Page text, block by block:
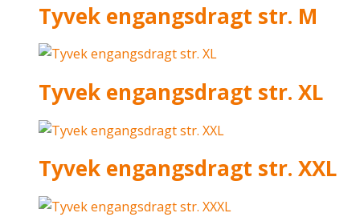
Tyvek engangsdragt str. M
Tyvek engangsdragt str. XL
Tyvek engangsdragt str. XXL